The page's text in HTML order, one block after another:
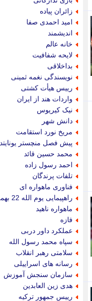
زائران پیاده
امید احمدی صفا
اندیشمند
خانه عالم
لایحه شفافیت
بداخلاقی
نویسندگی نغمه ثمینی
رییس هیأت کشتی
واردات هند از ایران
نیک کیریوس
دانش شهر
مریخ نورد استقامت
پیش فصل منچستر یونایتد
محمد حسین قائد
احمد رسول زاده
تلفات پرندگان
فناوری ماهواره ای
راهپیمایی یوم الله 22 بهمن
ماهواره ناهید
فازه
عملکرد داور دربی
سپاه محمد رسول الله
سلامتی رهبر انقلاب
رسانه های اسراییلی
سازمان سنجش آموزش
هدی زین العابدین
رییس جمهور ترکیه